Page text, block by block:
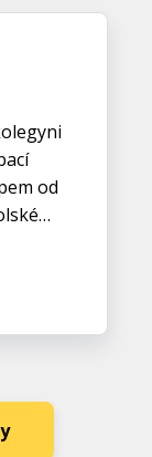
od